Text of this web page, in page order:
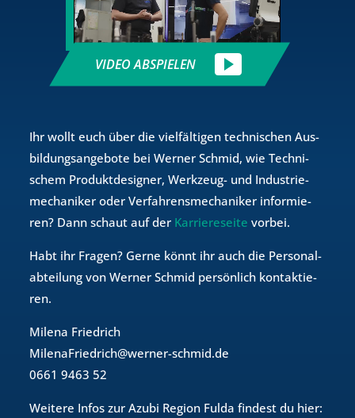
VIDEO ABSPIELEN
Ihr wollt euch über die viel­fäl­ti­gen tech­ni­schen Aus­
bil­dungs­an­ge­bo­te bei Wer­ner Schmid, wie Tech­ni­
schem Pro­dukt­de­si­gner, Werk­zeug- und In­dus­trie­
me­cha­ni­ker oder Ver­fah­rens­me­cha­ni­ker in­for­mie­
ren? Dann schaut auf der Karriereseite vor­bei.
Habt ihr Fra­gen? Gerne könnt ihr auch die Per­so­nal­
ab­tei­lung von Wer­ner Schmid per­sön­lich kon­tak­tie­
ren.
Mi­le­na Fried­rich
Mi­len­aFried­rich@​werner-​schmid.​de
0661 9463 52
Wei­te­re Infos zur Azubi Re­gi­on Fulda fin­dest du hier: